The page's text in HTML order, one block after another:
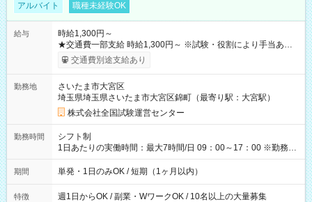
アルバイト 職種未経験OK
給与
時給1,300円～
★交通費一部支給 時給1,300円～ ※試験・役割により手当あり
※勤務回数により昇給あり 【即給（前払い）オプションあ
り！】 希望される場合、勤務から1週間ほどで給与の一部を受け
例】 ・河合塾模擬試験 8:30～17:30（休憩1時間） 時給1,300円
×8時間＝日収10,400円＋交通費 ※当日の役割により時給＋100
円の場合あり ・国家試験 7:00～13:30（休憩なし） 時給1,300
円（役割手当＋100円）×6時間＝日収8,400円＋交通費 【試用期
間】試用期間なし
交通費別途支給あり
勤務地
さいたま市大宮区
埼玉県埼玉県さいたま市大宮区錦町（最寄り駅：大宮駅）
株式会社全国試験運営センター
勤務時間
シフト制
1日あたりの実働時間：最大7時間/日 09：00～17：00 ※勤務時
間は 試験により異なります。
期間 単発・1日のみOK / 短期（1ヶ月以内）
特徴 週1日からOK / 副業・WワークOK / 10名以上の大量募集